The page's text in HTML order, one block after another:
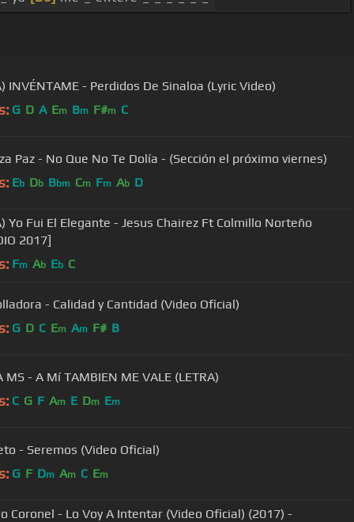
INVÉNTAME - Perdidos De Sinaloa (Lyric Video)
G D A Em Bm F#m C
Paz - No Que No Te Dolía - (Sección el próximo viernes)
Eb Db Bbm Cm Fm Ab D
Yo Fui El Elegante - Jesus Chairez Ft Colmillo Norteño
2017]
Fm Ab Eb C
- Calidad y Cantidad (Video Oficial)
G D C Em Am F# B
MS - A Mí TAMBIEN ME VALE (LETRA)
C G F Am E Dm Em
- Seremos (Video Oficial)
G F Dm Am C Em
Coronel - Lo Voy A Intentar (Video Oficial) (2017) -